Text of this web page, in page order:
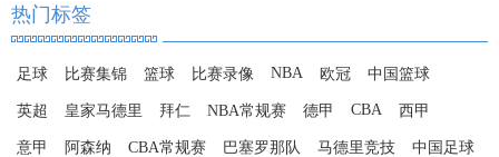
热门标签
足球 比赛集锦 篮球 比赛录像 NBA 欧冠 中国篮球
英超 皇家马德里 拜仁 NBA常规赛 德甲 CBA 西甲
意甲 阿森纳 CBA常规赛 巴塞罗那队 马德里竞技 中国足球